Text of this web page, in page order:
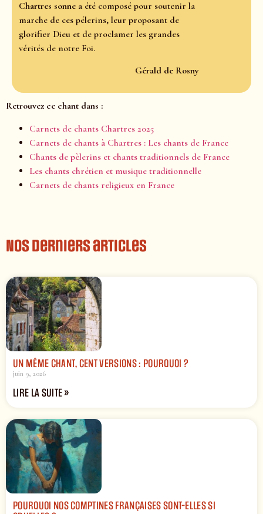
Chartres sonne a été composé pour soutenir la
marche de ces pélerins, leur proposant de
glorifier Dieu et de proclamer les grandes
vérités de notre Foi.
Gérald de Rosny
Retrouvez ce chant dans :
Carnets de chants Chartres 2025
Carnets de chants à Chartres : Les chants de France
Chants de pèlerins et chants traditionnels de France
Les chants chrétien et musique traditionnelle
Carnets de chants religieux en France
Nos derniers articles
UN MÊME CHANT, CENT VERSIONS : POURQUOI ?
juin 9, 2026
LIRE LA SUITE »
POURQUOI NOS COMPTINES FRANÇAISES SONT-ELLES SI